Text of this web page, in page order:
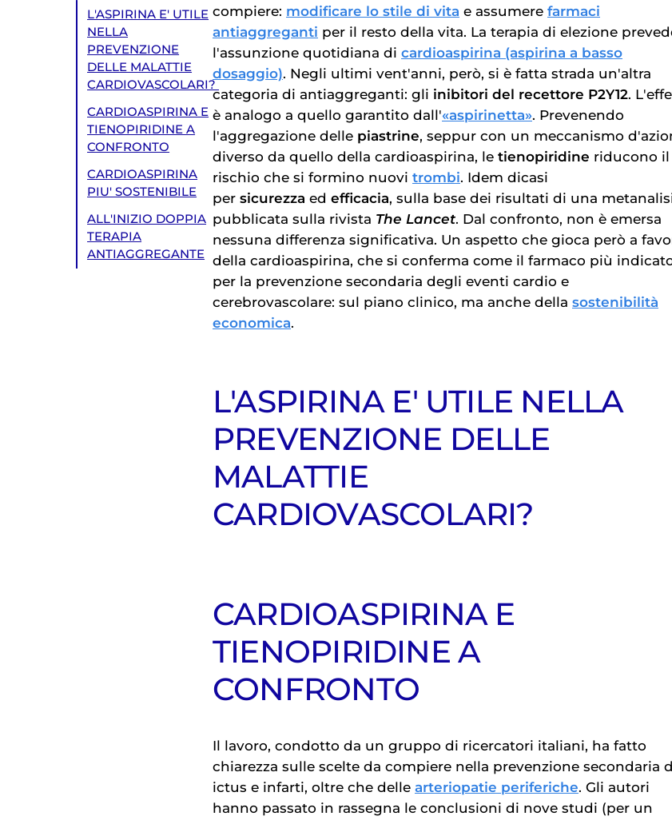
L'ASPIRINA E' UTILE
NELLA
PREVENZIONE
DELLE MALATTIE
CARDIOVASCOLARI?
CARDIOASPIRINA E
TIENOPIRIDINE A
CONFRONTO
CARDIOASPIRINA
PIU' SOSTENIBILE
ALL'INIZIO DOPPIA
TERAPIA
ANTIAGGREGANTE
compiere: modificare lo stile di vita e assumere farmaci
antiaggreganti per il resto della vita. La terapia di elezione
l'assunzione quotidiana di cardioaspirina (aspirina a basso
dosaggio). Negli ultimi vent'anni, però, si è fatta strada un'altra
categoria di antiaggreganti: gli inibitori del recettore P2Y12.
è analogo a quello garantito dall'«aspirinetta». Prevenendo
l'aggregazione delle piastrine, seppur con un meccanismo
diverso da quello della cardioaspirina, le tienopiridine riducono il
rischio che si formino nuovi trombi. Idem dicasi
per sicurezza ed efficacia, sulla base dei risultati di una
pubblicata sulla rivista The Lancet. Dal confronto, non è emersa
nessuna differenza significativa. Un aspetto che gioca però a
della cardioaspirina, che si conferma come il farmaco più
per la prevenzione secondaria degli eventi cardio e
cerebrovascolare: sul piano clinico, ma anche della sostenibilità
economica.
L'ASPIRINA E' UTILE NELLA
PREVENZIONE DELLE
MALATTIE
CARDIOVASCOLARI?
CARDIOASPIRINA E
TIENOPIRIDINE A
CONFRONTO
Il lavoro, condotto da un gruppo di ricercatori italiani, ha fatto
chiarezza sulle scelte da compiere nella prevenzione secondaria
ictus e infarti, oltre che delle arteriopatie periferiche. Gli autori
hanno passato in rassegna le conclusioni di nove studi (per un